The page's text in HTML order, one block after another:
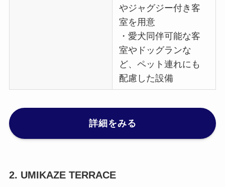
やジャグジー付き客
室を用意
・愛犬同伴可能な客
室やドッグランな
ど、ペット連れにも
配慮した設備
詳細をみる
2. UMIKAZE TERRACE